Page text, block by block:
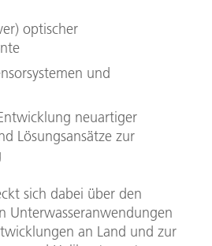
optischer
und
neuartiger
Lösungsansätze zur
sich dabei über den
Unterwasseranwendungen
an Land und zur